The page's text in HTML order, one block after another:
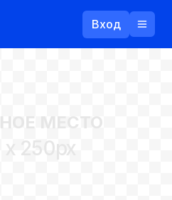
Вход
МЕСТО
x 250px